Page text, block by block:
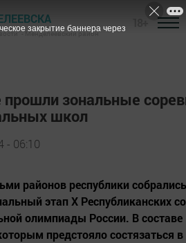
- Менделеевский район
зональные
школ
- 06:10
районов республики
этап X Республиканских
олимпиады России. В
предстояло состязаться
закрытие баннера через